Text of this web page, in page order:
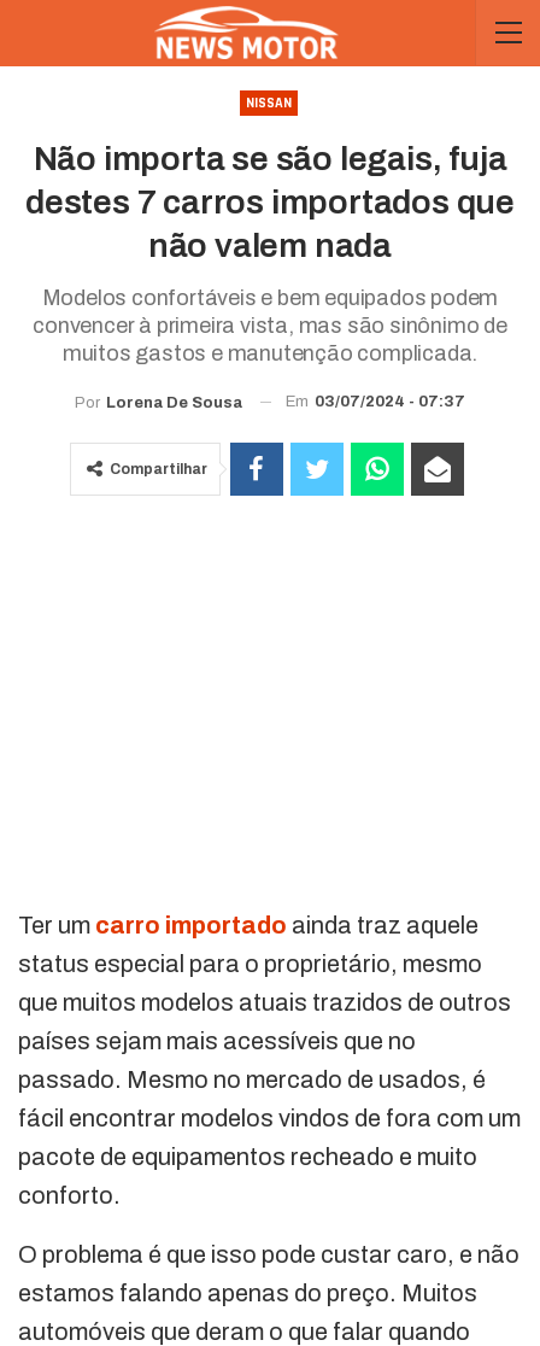
NISSAN
Não importa se são legais, fuja
destes 7 carros importados que
não valem nada
Modelos confortáveis e bem equipados podem
convencer à primeira vista, mas são sinônimo de
muitos gastos e manutenção complicada.
Por Lorena De Sousa Em 03/07/2024 - 07:37
Compartilhar
Ter um carro importado ainda traz aquele
status especial para o proprietário, mesmo
que muitos modelos atuais trazidos de outros
países sejam mais acessíveis que no
passado. Mesmo no mercado de usados, é
fácil encontrar modelos vindos de fora com um
pacote de equipamentos recheado e muito
conforto.
O problema é que isso pode custar caro, e não
estamos falando apenas do preço. Muitos
automóveis que deram o que falar quando